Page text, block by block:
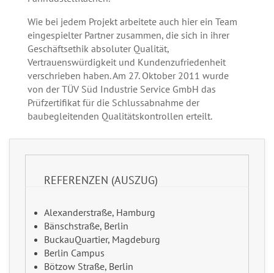
Wie bei jedem Projekt arbeitete auch hier ein Team
eingespielter Partner zusammen, die sich in ihrer
Geschäftsethik absoluter Qualität,
Vertrauenswürdigkeit und Kundenzufriedenheit
verschrieben haben. Am 27. Oktober 2011 wurde
von der TÜV Süd Industrie Service GmbH das
Prüfzertifikat für die Schlussabnahme der
baubegleitenden Qualitätskontrollen erteilt.
REFERENZEN (AUSZUG)
Alexanderstraße, Hamburg
Bänschstraße, Berlin
BuckauQuartier, Magdeburg
Berlin Campus
Bötzow Straße, Berlin